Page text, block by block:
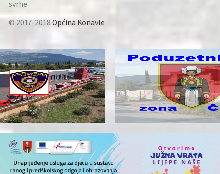
svrhe
© 2017-2018 Općina Konavle